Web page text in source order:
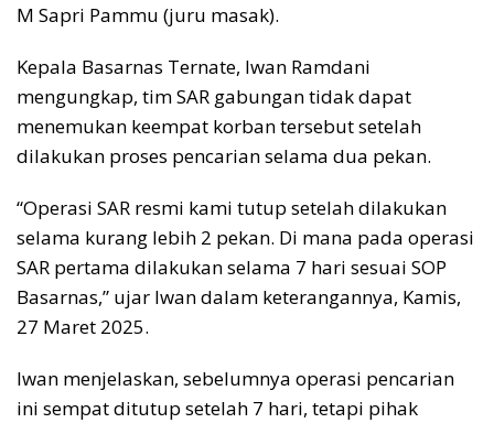
M Sapri Pammu (juru masak).
Kepala Basarnas Ternate, Iwan Ramdani
mengungkap, tim SAR gabungan tidak dapat
menemukan keempat korban tersebut setelah
dilakukan proses pencarian selama dua pekan.
“Operasi SAR resmi kami tutup setelah dilakukan
selama kurang lebih 2 pekan. Di mana pada operasi
SAR pertama dilakukan selama 7 hari sesuai SOP
Basarnas,” ujar Iwan dalam keterangannya, Kamis,
27 Maret 2025.
Iwan menjelaskan, sebelumnya operasi pencarian
ini sempat ditutup setelah 7 hari, tetapi pihak